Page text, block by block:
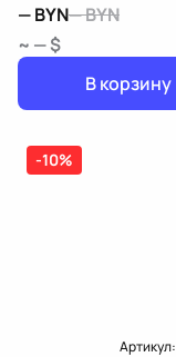
—BYN—BYN
~ — $
В корзину
-10%
Артикул: